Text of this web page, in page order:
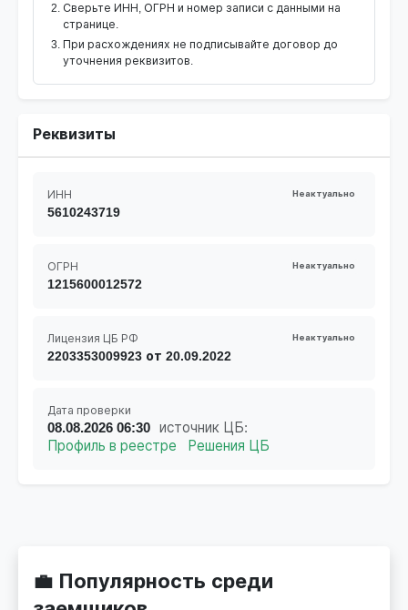
Сверьте ИНН, ОГРН и номер записи с данными на
странице.
При расхождениях не подписывайте договор до
уточнения реквизитов.
Реквизиты
ИНН Неактуально
5610243719
ОГРН Неактуально
1215600012572
Лицензия ЦБ РФ Неактуально
2203353009923 от 20.09.2022
Дата проверки
08.08.2026 06:30 источник ЦБ:
Профиль в реестре
Решения ЦБ
💼 Популярность среди